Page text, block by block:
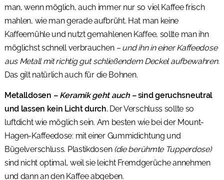
man, wenn möglich, auch immer nur so viel Kaffee frisch
mahlen, wie man gerade aufbrüht. Hat man keine
Kaffeemühle und nutzt gemahlenen Kaffee, sollte man ihn
möglichst schnell verbrauchen – und ihn in einer Kaffeedose
aus Metall mit richtig gut schließendem Deckel aufbewahren.
Das gilt natürlich auch für die Bohnen.
Metalldosen – Keramik geht auch –sind geruchsneutral
und lassen kein Licht durch.Der Verschluss sollte so
luftdicht wie möglich sein. Am besten wie bei der Mount-
Hagen-Kaffeedose: mit einer Gummidichtung und
Bügelverschluss. Plastikdosen (die berühmte Tupperdose)
sind nicht optimal, weil sie leicht Fremdgerüche annehmen
und dann an den Kaffee abgeben.